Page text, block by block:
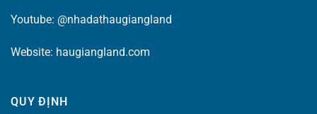
Youtube: @nhadathaugiangland
Website: haugiangland.com
QUY ĐỊNH